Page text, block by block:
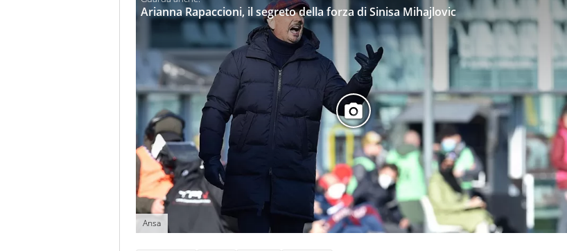
Arianna Rapaccioni, il segreto della forza di Sinisa Mihajlovic
Ansa